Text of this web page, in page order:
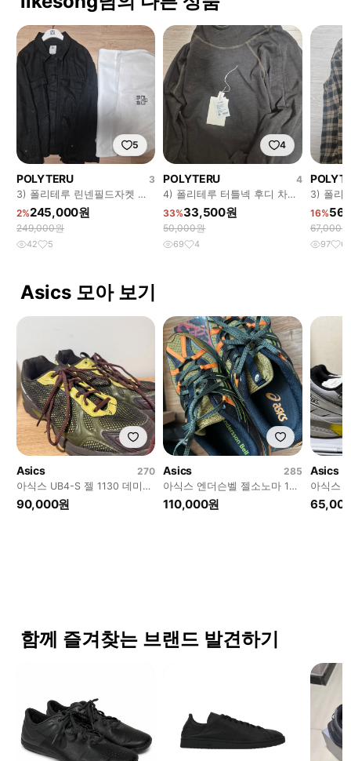
5
POLYTERU
3
3) 폴리테루 린넨필드자켓 워
시드 블랙 26ss
2%245,000원
249,000원
42 5
4
POLYTERU
4
4) 폴리테루 터틀넥 후디 차콜
브라운
33%33,500원
50,000원
69 4
3) 폴리
오렌지
16%
67,000원
97 6
Asics 모아 보기
Asics
270
아식스 UB4-S 젤 1130 데미타
스
90,000원
Asics
285
아식스 엔더슨벨 젤소노마 15-
50 올리브오일다크브라운
110,000원
Asics
아식스
랙
함께 즐겨찾는 브랜드 발견하기